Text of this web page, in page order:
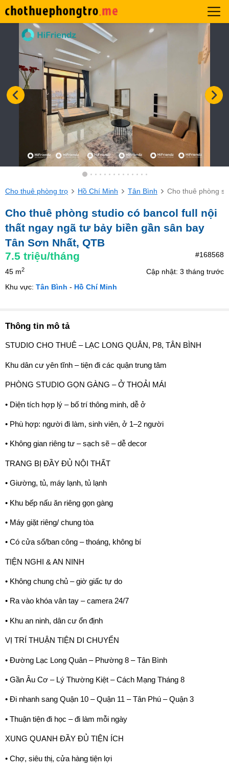
Cho thuê phòng trọ Hồ Chí Minh Tân Bình Cho thuê phòng
Cho thuê phòng studio có bancol full nội
thất ngay ngã tư bảy biền gần sân bay
Tân Sơn Nhất, QTB
7.5 triệu/tháng #168568
45 m2
Cập nhật: 3 tháng trước
Khu vực: Tân Bình - Hồ Chí Minh
Thông tin mô tả
STUDIO CHO THUÊ – LẠC LONG QUÂN, P8, TÂN BÌNH
Khu dân cư yên tĩnh – tiện đi các quận trung tâm
PHÒNG STUDIO GỌN GÀNG – Ở THOẢI MÁI
• Diện tích hợp lý – bố trí thông minh, dễ ở
• Phù hợp: người đi làm, sinh viên, ở 1–2 người
• Không gian riêng tư – sạch sẽ – dễ decor
TRANG BỊ ĐẦY ĐỦ NỘI THẤT
• Giường, tủ, máy lạnh, tủ lạnh
• Khu bếp nấu ăn riêng gọn gàng
• Máy giặt riêng/ chung tòa
• Có cửa sổ/ban công – thoáng, không bí
TIỆN NGHI & AN NINH
• Không chung chủ – giờ giấc tự do
• Ra vào khóa vân tay – camera 24/7
• Khu an ninh, dân cư ổn định
VỊ TRÍ THUẬN TIỆN DI CHUYỂN
• Đường Lạc Long Quân – Phường 8 – Tân Bình
• Gần Âu Cơ – Lý Thường Kiệt – Cách Mạng Tháng 8
• Đi nhanh sang Quận 10 – Quận 11 – Tân Phú – Quận 3
• Thuận tiện đi học – đi làm mỗi ngày
XUNG QUANH ĐẦY ĐỦ TIỆN ÍCH
• Chợ, siêu thị, cửa hàng tiện lợi